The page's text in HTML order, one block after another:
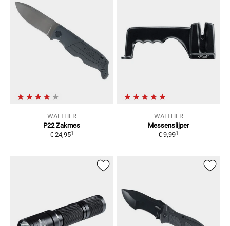
WALTHER
P22 Zakmes
€ 24,951
WALTHER
Messenslijper
€ 9,991